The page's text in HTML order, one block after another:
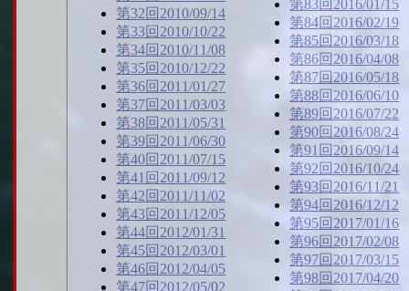
第32回2010/09/14
第33回2010/10/22
第34回2010/11/08
第35回2010/12/22
第36回2011/01/27
第37回2011/03/03
第38回2011/05/31
第39回2011/06/30
第40回2011/07/15
第41回2011/09/12
第42回2011/11/02
第43回2011/12/05
第44回2012/01/31
第45回2012/03/01
第46回2012/04/05
第47回2012/05/02
第83回2016/01/15
第84回2016/02/19
第85回2016/03/18
第86回2016/04/08
第87回2016/05/18
第88回2016/06/10
第89回2016/07/22
第90回2016/08/24
第91回2016/09/14
第92回2016/10/24
第93回2016/11/21
第94回2016/12/12
第95回2017/01/16
第96回2017/02/08
第97回2017/03/15
第98回2017/04/20